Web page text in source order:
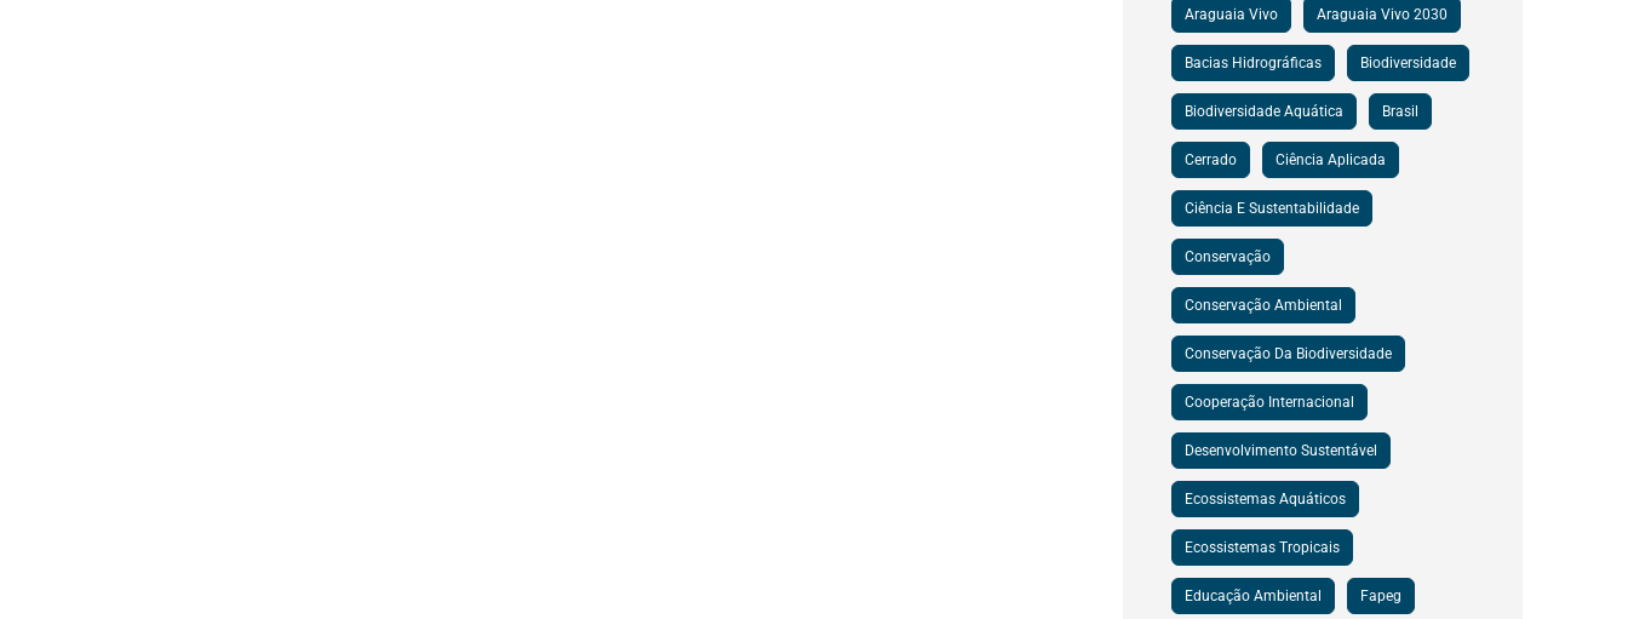
Araguaia Vivo Araguaia Vivo 2030
Bacias Hidrográficas Biodiversidade
Biodiversidade Aquática Brasil
Cerrado Ciência Aplicada
Ciência E Sustentabilidade
Conservação
Conservação Ambiental
Conservação Da Biodiversidade
Cooperação Internacional
Desenvolvimento Sustentável
Ecossistemas Aquáticos
Ecossistemas Tropicais
Educação Ambiental Fapeg